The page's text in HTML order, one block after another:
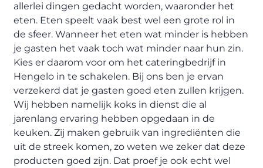
allerlei dingen gedacht worden, waaronder het
eten. Eten speelt vaak best wel een grote rol in
de sfeer. Wanneer het eten wat minder is hebben
je gasten het vaak toch wat minder naar hun zin.
Kies er daarom voor om het cateringbedrijf in
Hengelo in te schakelen. Bij ons ben je ervan
verzekerd dat je gasten goed eten zullen krijgen.
Wij hebben namelijk koks in dienst die al
jarenlang ervaring hebben opgedaan in de
keuken. Zij maken gebruik van ingrediënten die
uit de streek komen, zo weten we zeker dat deze
producten goed zijn. Dat proef je ook echt wel